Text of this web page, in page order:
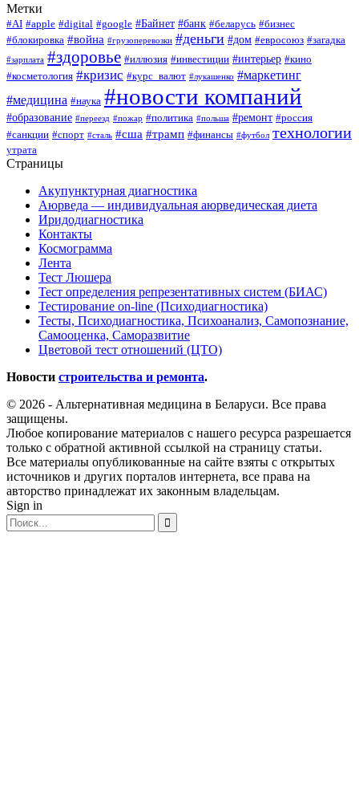
Метки
#AI #apple #digital #google #Байнет #банк #беларусь #бизнес
#блокировка #война #грузоперевозки #деньги #дом #евросоюз #загадка
#зарплата #здоровье #иллюзия #инвестиции #интерьер #кино
#косметология #кризис #курс_валют #лукашенко #маркетинг
#медицина #наука #новости компаний
#образование #переезд #пожар #политика #польша #ремонт #россия
#санкции #спорт #сталь #сша #трамп #финансы #футбол технологии
утрата
Страницы
Акупунктурная диагностика
Аюрведа — индивидуальная аюрведическая диета
Иридодиагностика
Контакты
Космограмма
Лента
Тест Люшера
Тест определения репрезентативных систем (БИАС)
Тестирование on-line (Психодиагностика)
Тесты, Психодиагностика, Психоанализ, Самопознание,
Самооценка, Саморазвитие
Цветовой тест отношений (ЦТО)
Новости строительства и ремонта.
© 2026 - Альтернативная медицина в Беларуси. Все права
защищены.
Любое копирование материалов с нашего ресурса разрешается
только с обратной активной ссылкой на страницу статьи.
Все материалы опубликованные на сайте взяты с открытых
источников и других порталов интернета, все права на
авторство принадлежат их законным владельцам.
Sign in